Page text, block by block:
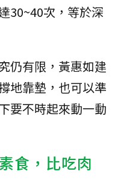
30~40次，等於深
仍有限，黃惠如建
地靠墊，也可以準
要不時起來動一動
食，比吃肉